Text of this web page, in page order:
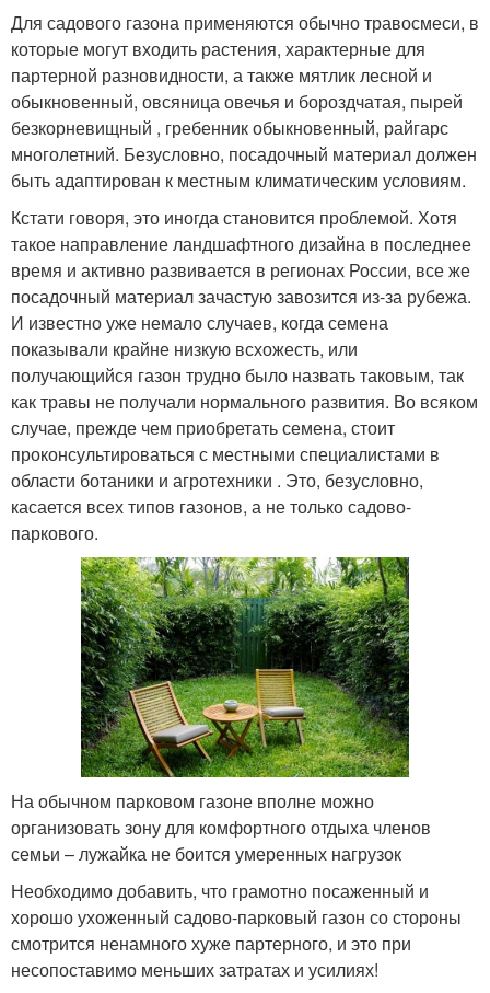
Для садового газона применяются обычно травосмеси, в
которые могут входить растения, характерные для
партерной разновидности, а также мятлик лесной и
обыкновенный, овсяница овечья и бороздчатая, пырей
безкорневищный , гребенник обыкновенный, райгарс
многолетний. Безусловно, посадочный материал должен
быть адаптирован к местным климатическим условиям.
Кстати говоря, это иногда становится проблемой. Хотя
такое направление ландшафтного дизайна в последнее
время и активно развивается в регионах России, все же
посадочный материал зачастую завозится из-за рубежа.
И известно уже немало случаев, когда семена
показывали крайне низкую всхожесть, или
получающийся газон трудно было назвать таковым, так
как травы не получали нормального развития. Во всяком
случае, прежде чем приобретать семена, стоит
проконсультироваться с местными специалистами в
области ботаники и агротехники . Это, безусловно,
касается всех типов газонов, а не только садово-
паркового.
На обычном парковом газоне вполне можно
организовать зону для комфортного отдыха членов
семьи – лужайка не боится умеренных нагрузок
Необходимо добавить, что грамотно посаженный и
хорошо ухоженный садово-парковый газон со стороны
смотрится ненамного хуже партерного, и это при
несопоставимо меньших затратах и усилиях!